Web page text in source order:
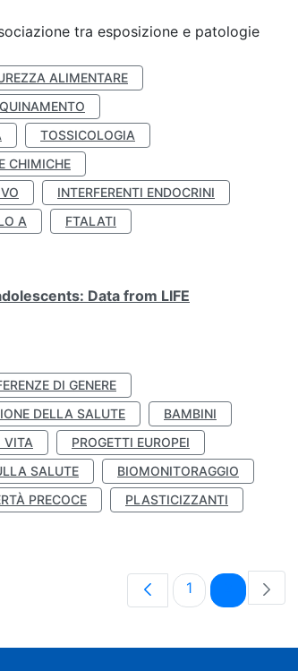
tra esposizione e patologie
ALIMENTARE
TOSSICOLOGIA
CHIMICHE
INTERFERENTI ENDOCRINI
A
FTALATI
Data from LIFE
DI GENERE
DELLA SALUTE
BAMBINI
VITA
PROGETTI EUROPEI
SALUTE
BIOMONITORAGGIO
PRECOCE
PLASTICIZZANTI
Pagina
1 Pagina